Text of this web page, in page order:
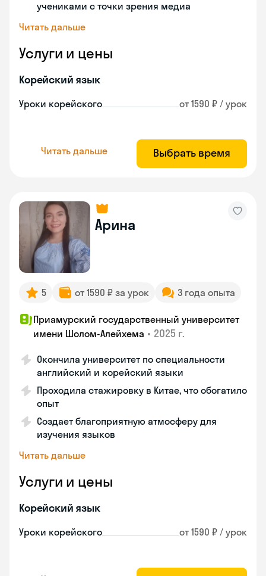
учениками с точки зрения медиа
Читать дальше
Услуги и цены
Корейский язык
Уроки корейского от 1590 ₽ / урок
Читать дальше Выбрать время
Арина
5 от 1590 ₽ за урок 3 года опыта
Приамурский государственный университет
имени Шолом-Алейхема • 2025 г.
Окончила университет по специальности
английский и корейский языки
Проходила стажировку в Китае, что обогатило
опыт
Создает благоприятную атмосферу для
изучения языков
Читать дальше
Услуги и цены
Корейский язык
Уроки корейского от 1590 ₽ / урок